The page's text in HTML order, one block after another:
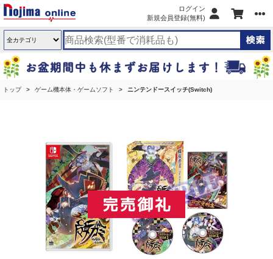
ログイン
新規会員登録(無料)
トップ ゲーム機本体・ゲームソフト ニンテンドースイッチ(Switch)